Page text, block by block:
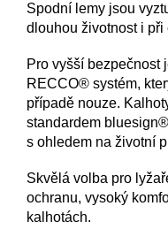
Spodní lemy jsou
dlouhou životnost i při
Pro vyšší bezpečnost
RECCO® systém,
případě nouze.
standardem
s ohledem na životní
Skvělá volba pro
ochranu, vysoký
kalhotách.